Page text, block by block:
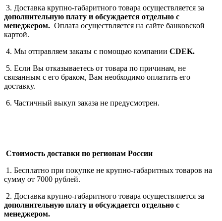
3. Доставка крупно-габаритного товара осуществляется за
дополнительную плату и обсуждается отдельно с
менеджером. Оплата осуществляется на сайте банковской
картой.
4. Мы отправляем заказы с помощью компании СDEK.
5. Если Вы отказываетесь от товара по причинам, не
связанным с его браком, Вам необходимо оплатить его
доставку.
6. Частичный выкуп заказа не предусмотрен.
Стоимость доставки по регионам России
1. Бесплатно при покупке не крупно-габаритных товаров на
сумму от 7000 рублей.
2. Доставка крупно-габаритного товара осуществляется за
дополнительную плату и обсуждается отдельно с
менеджером.